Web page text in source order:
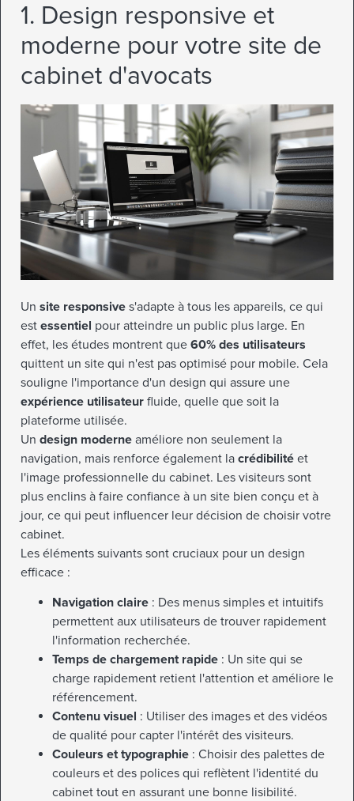
1. Design responsive et
moderne pour votre site de
cabinet d'avocats
Un site responsive s'adapte à tous les appareils, ce qui
est essentiel pour atteindre un public plus large. En
effet, les études montrent que 60% des utilisateurs
quittent un site qui n'est pas optimisé pour mobile. Cela
souligne l'importance d'un design qui assure une
expérience utilisateur fluide, quelle que soit la
plateforme utilisée.
Un design moderne améliore non seulement la
navigation, mais renforce également la crédibilité et
l'image professionnelle du cabinet. Les visiteurs sont
plus enclins à faire confiance à un site bien conçu et à
jour, ce qui peut influencer leur décision de choisir votre
cabinet.
Les éléments suivants sont cruciaux pour un design
efficace :
Navigation claire : Des menus simples et intuitifs
permettent aux utilisateurs de trouver rapidement
l'information recherchée.
Temps de chargement rapide : Un site qui se
charge rapidement retient l'attention et améliore le
référencement.
Contenu visuel : Utiliser des images et des vidéos
de qualité pour capter l'intérêt des visiteurs.
Couleurs et typographie : Choisir des palettes de
couleurs et des polices qui reflètent l'identité du
cabinet tout en assurant une bonne lisibilité.